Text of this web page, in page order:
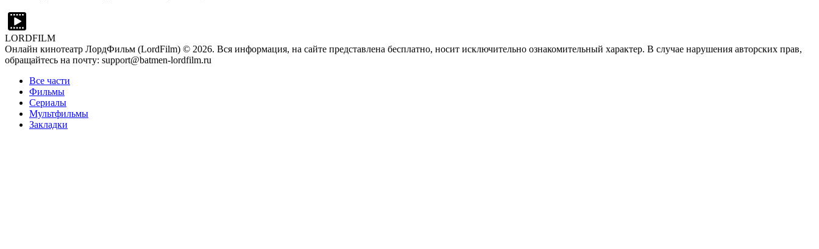
LORDFILM
Онлайн кинотеатр ЛордФильм (LordFilm) © 2026. Вся информация, на сайте представлена бесплатно, носит исключительно ознакомительный характер. В случае нарушения авторских прав,
обращайтесь на почту: support@batmen-lordfilm.ru
Все части
Фильмы
Сериалы
Мультфильмы
Закладки